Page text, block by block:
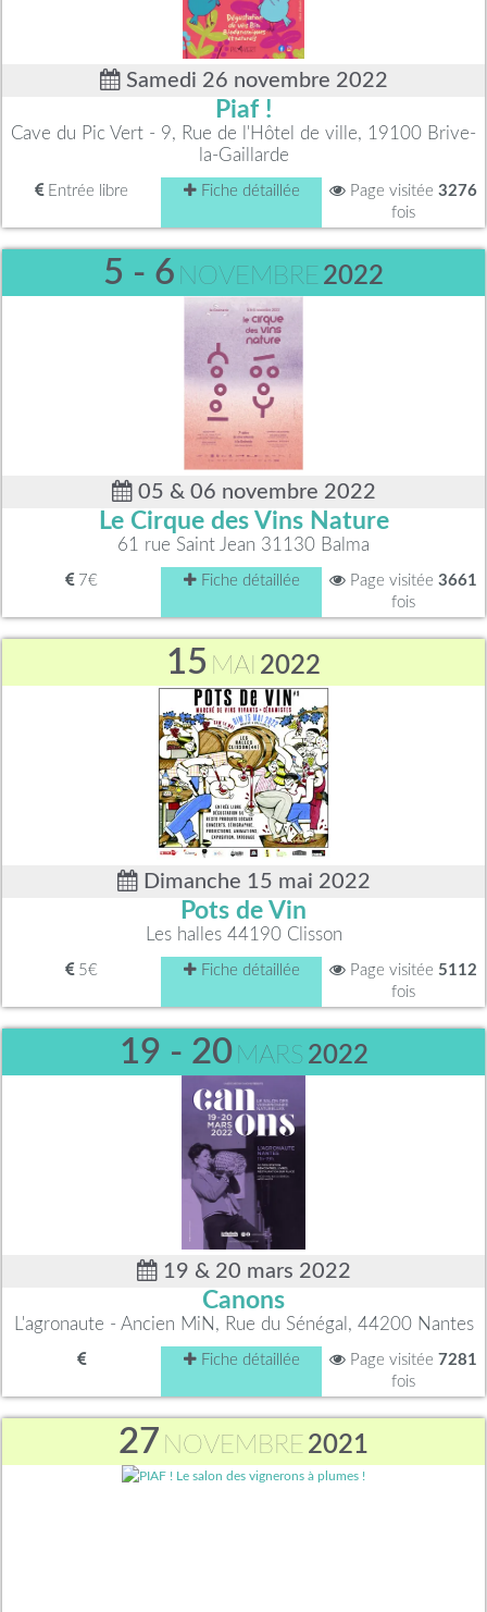
Samedi 26 novembre 2022
Piaf !
Cave du Pic Vert - 9, Rue de l'Hôtel de ville, 19100 Brive-
la-Gaillarde
Entrée libre Fiche détaillée Page visitée 3276
fois
5 - 6 NOVEMBRE 2022
05 & 06 novembre 2022
Le Cirque des Vins Nature
61 rue Saint Jean 31130 Balma
7€ Fiche détaillée Page visitée 3661
fois
15 MAI 2022
Dimanche 15 mai 2022
Pots de Vin
Les halles 44190 Clisson
5€ Fiche détaillée Page visitée 5112
fois
19 - 20 MARS 2022
19 & 20 mars 2022
Canons
L'agronaute - Ancien MiN, Rue du Sénégal, 44200 Nantes
Fiche détaillée Page visitée 7281
fois
27 NOVEMBRE 2021